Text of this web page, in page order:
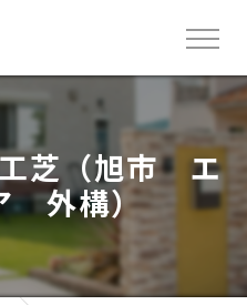
芝（旭市 エ
外構）